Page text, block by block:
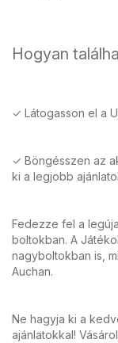
Hogyan
✓ Látogasson el a
✓ Böngésszen az
ki a legjobb
Fedezze fel a
boltokban. A
nagyboltokban is,
Auchan.
Ne hagyja ki a
ajánlatokkal!